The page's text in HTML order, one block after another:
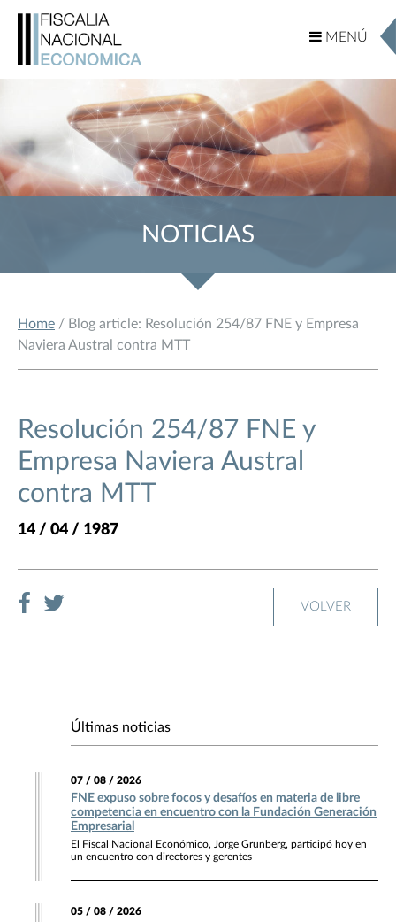
MENÚ
MENÚ
NOTICIAS
Home / Blog article: Resolución 254/87 FNE y Empresa
Naviera Austral contra MTT
Resolución 254/87 FNE y
Empresa Naviera Austral
contra MTT
14 / 04 / 1987
VOLVER
Últimas noticias
07 / 08 / 2026
FNE expuso sobre focos y desafíos en materia de libre
competencia en encuentro con la Fundación Generación
Empresarial
El Fiscal Nacional Económico, Jorge Grunberg, participó hoy en
un encuentro con directores y gerentes
05 / 08 / 2026